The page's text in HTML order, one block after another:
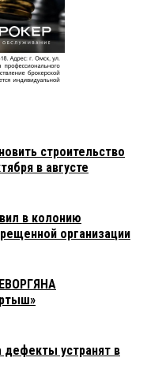
строительство
в августе
в колонию
организации
дефекты устранят в